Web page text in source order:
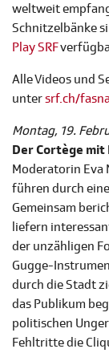
weltweit
Schnitzelbänke
Play SRF
Alle Videos und
untersrf.ch/
Montag, 19.
Der Cortège mit
Moderatorin Eva
führen durch
Gemeinsam
liefern
der unzähligen
Gugge-
durch die Stadt
das Publikum
politischen
Fehltritte die